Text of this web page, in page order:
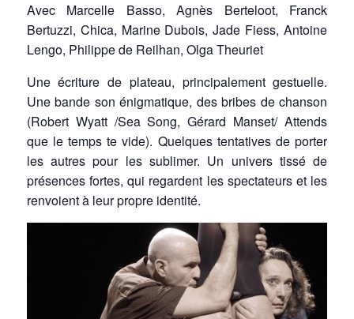
Avec Marcelle Basso, Agnès Berteloot, Franck
Bertuzzi, Chica, Marine Dubois, Jade Fiess, Antoine
Lengo, Philippe de Reilhan, Olga Theuriet
Une écriture de plateau, principalement gestuelle.
Une bande son énigmatique, des bribes de chanson
(Robert Wyatt /Sea Song, Gérard Manset/ Attends
que le temps te vide). Quelques tentatives de porter
les autres pour les sublimer. Un univers tissé de
présences fortes, qui regardent les spectateurs et les
renvoient à leur propre identité.